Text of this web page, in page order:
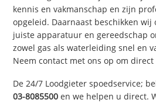
kennis en vakmanschap en zijn
opgeleid. Daarnaast beschikken wij
juiste apparatuur en gereedschap
zowel gas als waterleiding snel en
Neem contact met ons op om
De 24/7 Loodgieter spoedservice;
03-8085500 en we helpen u direct.